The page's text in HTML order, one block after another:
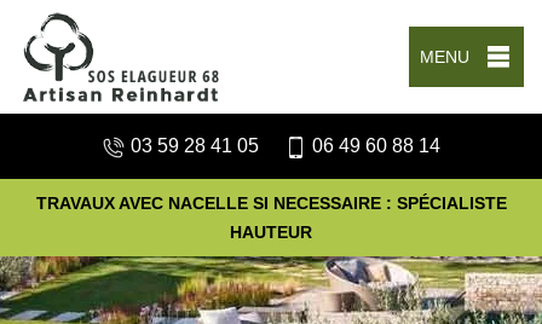
MENU
03 59 28 41 05 06 49 60 88 14
TRAVAUX AVEC NACELLE SI NECESSAIRE : SPÉCIALISTE
HAUTEUR